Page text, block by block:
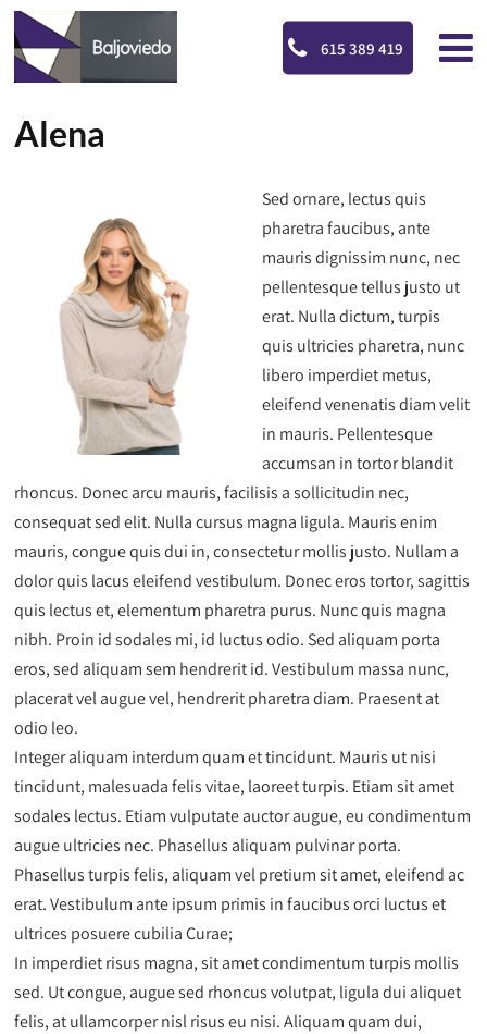
615 389 419
Alena
Sed ornare, lectus quis
pharetra faucibus, ante
mauris dignissim nunc, nec
pellentesque tellus justo ut
erat. Nulla dictum, turpis
quis ultricies pharetra, nunc
libero imperdiet metus,
eleifend venenatis diam velit
in mauris. Pellentesque
accumsan in tortor blandit
rhoncus. Donec arcu mauris, facilisis a sollicitudin nec,
consequat sed elit. Nulla cursus magna ligula. Mauris enim
mauris, congue quis dui in, consectetur mollis justo. Nullam a
dolor quis lacus eleifend vestibulum. Donec eros tortor, sagittis
quis lectus et, elementum pharetra purus. Nunc quis magna
nibh. Proin id sodales mi, id luctus odio. Sed aliquam porta
eros, sed aliquam sem hendrerit id. Vestibulum massa nunc,
placerat vel augue vel, hendrerit pharetra diam. Praesent at
odio leo.
Integer aliquam interdum quam et tincidunt. Mauris ut nisi
tincidunt, malesuada felis vitae, laoreet turpis. Etiam sit amet
sodales lectus. Etiam vulputate auctor augue, eu condimentum
augue ultricies nec. Phasellus aliquam pulvinar porta.
Phasellus turpis felis, aliquam vel pretium sit amet, eleifend ac
erat. Vestibulum ante ipsum primis in faucibus orci luctus et
ultrices posuere cubilia Curae;
In imperdiet risus magna, sit amet condimentum turpis mollis
sed. Ut congue, augue sed rhoncus volutpat, ligula dui aliquet
felis, at ullamcorper nisl risus eu nisi. Aliquam quam dui,